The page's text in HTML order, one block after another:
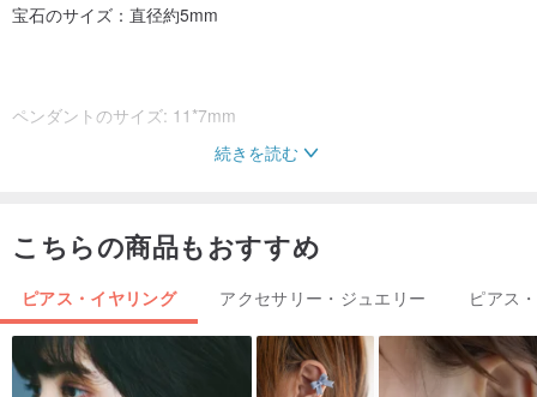
宝石のサイズ：直径約5mm
ペンダントのサイズ: 11*7mm
商品内容：石スターリングシルバーネックレス、ネックレスボック
続きを読む
こちらの商品もおすすめ
ピアス・イヤリング アクセサリー・ジュエリー ピアス